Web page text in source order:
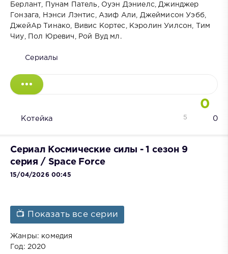
Берлант, Пунам Патель, Оуэн Дэниелс, Джинджер
Гонзага, Нэнси Лэнтис, Азиф Али, Джеймисон Уэбб,
ДжейАр Тинако, Вивис Кортес, Кэролин Уилсон, Тим
Чиу, Пол Юревич, Рой Вуд мл.
Сериалы
0
Котейка 0
5
Сериал Космические силы - 1 сезон 9
серия / Space Force
15/04/2026 00:45
📺 Показать все серии
Жанры: комедия
Год: 2020